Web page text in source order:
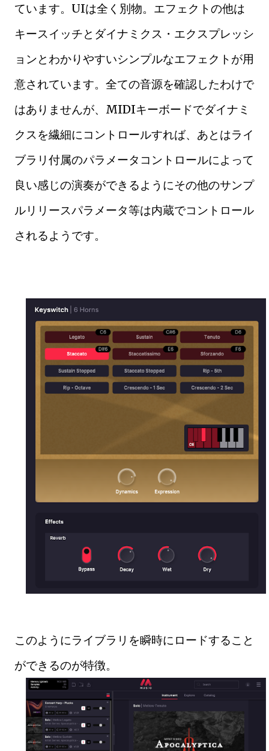
ています。UIは全く別物。エフェクトの他は
キースイッチとダイナミクス・エクスプレッシ
ョンとわかりやすいシンプルなエフェクトが用
意されています。全ての音源を確認したわけで
はありませんが、MIDIキーボードでダイナミ
クスを繊細にコントロールすれば、あとはライ
ブラリ付属のパラメータコントロールによって
良い感じの演奏ができるようにその他のサンプ
ルリリースパラメータ等は内蔵でコントロール
されるようです。
このようにライブラリを瞬時にロードすること
ができるのが特徴。